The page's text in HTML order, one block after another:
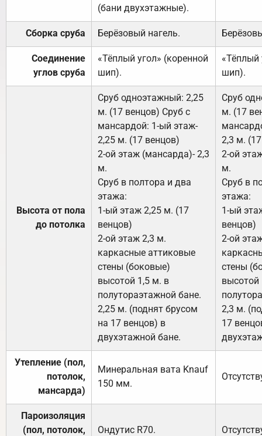
(бани двухэтажные).
Сборка сруба Берёзовый нагель.
Соединение
углов сруба
«Тёплый угол» (коренной
шип).
«Тёплый
шип).
Высота от пола
до потолка
Сруб одноэтажный: 2,25
м. (17 венцов) Сруб с
мансардой: 1-ый этаж-
2,25 м. (17 венцов)
2-ой этаж (мансарда)- 2,3
м.
Сруб в полтора и два
этажа:
1-ый этаж 2,25 м. (17
венцов)
2-ой этаж 2,3 м.
каркасные аттиковые
стены (боковые)
высотой 1,5 м. в
полутораэтажной бане.
2,25 м. (поднят брусом
на 17 венцов) в
двухэтажной бане.
Сруб
м. (17
2,3 м.
2-ой
м.
Сруб в
этажа:
1-ый
венцов)
2-ой
стены
высотой
2,3 м.
17
Утепление (пол,
потолок,
мансарда)
Минеральная вата Knauf
150 мм.
Пароизоляция
(пол, потолок,
Ондутис R70.